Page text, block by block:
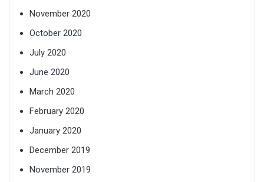
November 2020
October 2020
July 2020
June 2020
March 2020
February 2020
January 2020
December 2019
November 2019